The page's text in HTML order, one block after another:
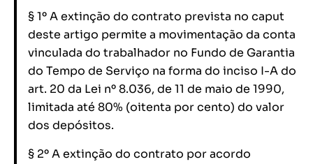
§ 1º A extinção do contrato prevista no caput
deste artigo permite a movimentação da conta
vinculada do trabalhador no Fundo de Garantia
do Tempo de Serviço na forma do inciso I-A do
art. 20 da Lei nº 8.036, de 11 de maio de 1990,
limitada até 80% (oitenta por cento) do valor
dos depósitos.
§ 2º A extinção do contrato por acordo